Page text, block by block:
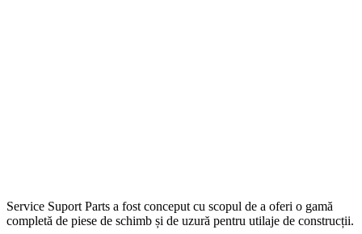
Service Suport Parts a fost conceput cu scopul de a oferi o gamă
completă de piese de schimb și de uzură pentru utilaje de construcții.